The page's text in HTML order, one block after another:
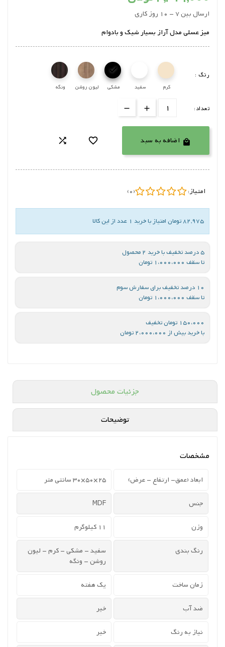
ارسال بین 7 - 10 روز کاری
میز عسلی مدل آراز بسیار شیک و بادوام
رنگ :
کرم سفید مشکی

لیون روشن ونگه
تعداد:
 اضافه به سبد 

امتیاز: (0)
82,975 تومان امتیاز با خرید 1 عدد از این کالا
5 درصد تخفیف با خرید 2 محصول
تا سقف 1،000،000 تومان
10 درصد تخفیف برای سفارش سوم
تا سقف 1،000،000 تومان
150،000 تومان تخفیف
با خرید بیش از 2،000،000 تومان
جزئیات محصول
توضیحات
مشخصات
ابعاد (عمق- ارتفاع - عرض) 25×50×30 سانتی متر
جنس MDF
وزن 11 کیلوگرم
رنگ بندی
سفید - مشکی - کرم - لیون
روشن - ونگه
زمان ساخت یک هفته
ضد آب خیر
نیاز به رنگ خیر